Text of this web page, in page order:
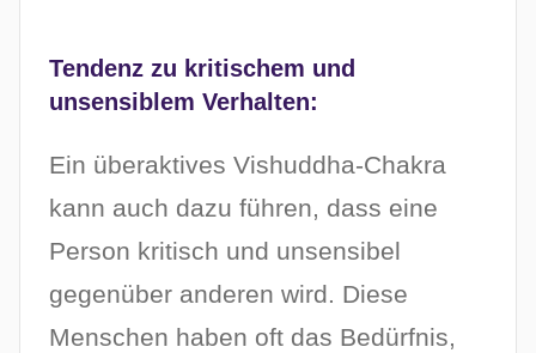
Tendenz zu kritischem und
unsensiblem Verhalten:
Ein überaktives Vishuddha-Chakra
kann auch dazu führen, dass eine
Person kritisch und unsensibel
gegenüber anderen wird. Diese
Menschen haben oft das Bedürfnis,